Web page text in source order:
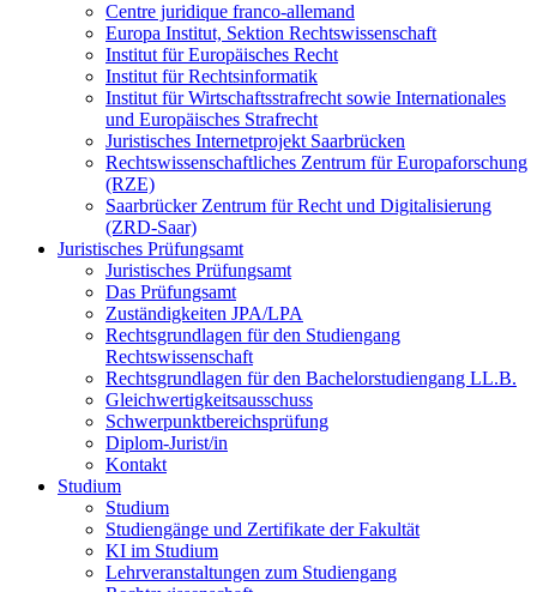
Centre juridique franco-allemand
Europa Institut, Sektion Rechtswissenschaft
Institut für Europäisches Recht
Institut für Rechtsinformatik
Institut für Wirtschaftsstrafrecht sowie Internationales
und Europäisches Strafrecht
Juristisches Internetprojekt Saarbrücken
Rechtswissenschaftliches Zentrum für Europaforschung
(RZE)
Saarbrücker Zentrum für Recht und Digitalisierung
(ZRD-Saar)
Juristisches Prüfungsamt
Juristisches Prüfungsamt
Das Prüfungsamt
Zuständigkeiten JPA/LPA
Rechtsgrundlagen für den Studiengang
Rechtswissenschaft
Rechtsgrundlagen für den Bachelorstudiengang LL.B.
Gleichwertigkeitsausschuss
Schwerpunktbereichsprüfung
Diplom-Jurist/in
Kontakt
Studium
Studium
Studiengänge und Zertifikate der Fakultät
KI im Studium
Lehrveranstaltungen zum Studiengang